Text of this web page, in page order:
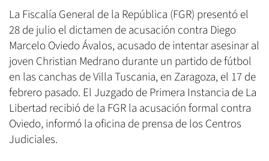
La Fiscalía General de la República (FGR) presentó el
28 de julio el dictamen de acusación contra Diego
Marcelo Oviedo Ávalos, acusado de intentar asesinar al
joven Christian Medrano durante un partido de fútbol
en las canchas de Villa Tuscania, en Zaragoza, el 17 de
febrero pasado. El Juzgado de Primera Instancia de La
Libertad recibió de la FGR la acusación formal contra
Oviedo, informó la oficina de prensa de los Centros
Judiciales.